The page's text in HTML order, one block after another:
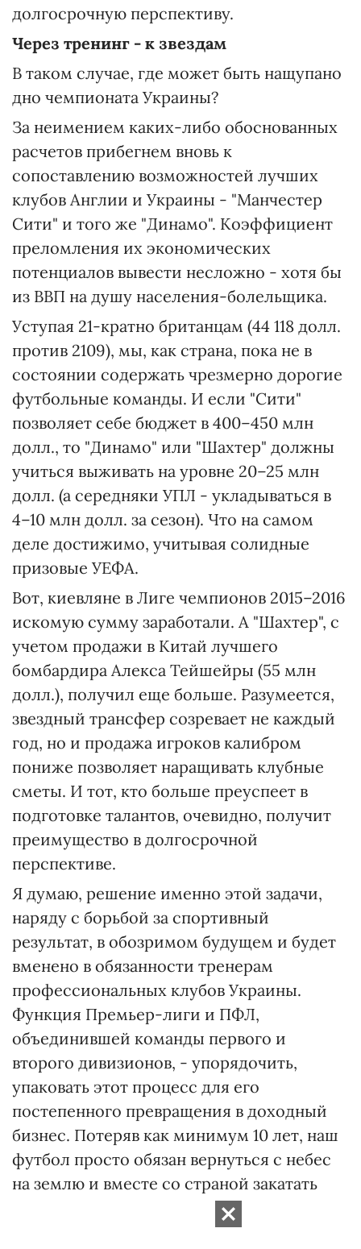
долгосрочную перспективу.
Через тренинг - к звездам
В таком случае, где может быть нащупано
дно чемпионата Украины?
За неимением каких-либо обоснованных
расчетов прибегнем вновь к
сопоставлению возможностей лучших
клубов Англии и Украины - "Манчестер
Сити" и того же "Динамо". Коэффициент
преломления их экономических
потенциалов вывести несложно - хотя бы
из ВВП на душу населения-болельщика.
Уступая 21-кратно британцам (44 118 долл.
против 2109), мы, как страна, пока не в
состоянии содержать чрезмерно дорогие
футбольные команды. И если "Сити"
позволяет себе бюджет в 400–450 млн
долл., то "Динамо" или "Шахтер" должны
учиться выживать на уровне 20–25 млн
долл. (а середняки УПЛ - укладываться в
4–10 млн долл. за сезон). Что на самом
деле достижимо, учитывая солидные
призовые УЕФА.
Вот, киевляне в Лиге чемпионов 2015–2016
искомую сумму заработали. А "Шахтер", с
учетом продажи в Китай лучшего
бомбардира Алекса Тейшейры (55 млн
долл.), получил еще больше. Разумеется,
звездный трансфер созревает не каждый
год, но и продажа игроков калибром
пониже позволяет наращивать клубные
сметы. И тот, кто больше преуспеет в
подготовке талантов, очевидно, получит
преимущество в долгосрочной
перспективе.
Я думаю, решение именно этой задачи,
наряду с борьбой за спортивный
результат, в обозримом будущем и будет
вменено в обязанности тренерам
профессиональных клубов Украины.
Функция Премьер-лиги и ПФЛ,
объединившей команды первого и
второго дивизионов, - упорядочить,
упаковать этот процесс для его
постепенного превращения в доходный
бизнес. Потеряв как минимум 10 лет, наш
футбол просто обязан вернуться с небес
на землю и вместе со страной закатать